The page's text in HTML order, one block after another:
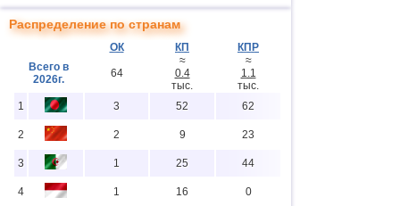
Распределение по странам
ОК КП
КПР
Всего в
2026г.
64
≈
0.4
тыс.
≈
1.1
тыс.
1
3 52 62
2 2 9 23
3 1 25 44
4 1 16 0